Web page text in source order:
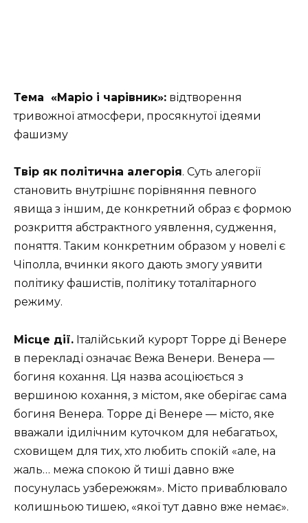
Тема «Маріо і чарівник»: відтворення
тривожної атмосфери, просякнутої ідеями
фашизму
Твір як політична алегорія. Суть алегорії
становить внутрішнє порівняння певного
явища з іншим, де конкретний образ є формою
розкриття абстрактного уявлення, судження,
поняття. Таким конкретним образом у новелі є
Чіполла, вчинки якого дають змогу уявити
політику фашистів, політику тоталітарного
режиму.
Місце дії. Італійський курорт Toppe ді Венере
в перекладі означає Вежа Венери. Венера —
богиня кохання. Ця назва асоціюється з
вершиною кохання, з містом, яке оберігає сама
богиня Венера. Toppe ді Венере — місто, яке
вважали ідилічним куточком для небагатьох,
сховищем для тих, хто любить спокій «але, на
жаль… межа спокою й тиші давно вже
посунулась узбережжям». Місто приваблювало
колишньою тишею, «якої тут давно вже немає».